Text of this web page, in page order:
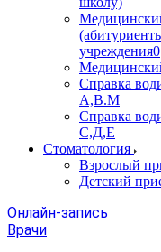
учреждения0
Справка
А,В.М
Справка
С,Д,Е
Стоматология
Взрослый
Детский
Онлайн-запись
Врачи